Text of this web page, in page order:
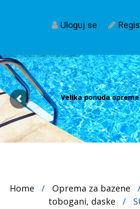
Uloguj se
Velika ponuda
Home / Oprema za bazene
tobogani, daske
/